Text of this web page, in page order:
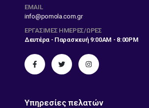
EMAIL
info@pomola.com.gr
ΕΡΓΆΣΙΜΕΣ ΗΜΈΡΕΣ/ΏΡΕΣ
Δευτέρα - Παρασκευή 9:00AM - 8:00PM
Υπηρεσίες πελατών